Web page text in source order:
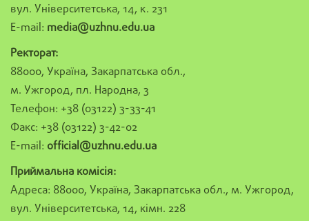
вул. Університетська, 14, к. 231
E-mail: media@uzhnu.edu.ua
Ректорат:
88000, Україна, Закарпатська обл.,
м. Ужгород, пл. Народна, 3
Телефон: +38 (03122) 3-33-41
Факс: +38 (03122) 3-42-02
E-mail: official@uzhnu.edu.ua
Приймальна комісія:
Адреса: 88000, Україна, Закарпатська обл., м. Ужгород,
вул. Університетська, 14, кімн. 228